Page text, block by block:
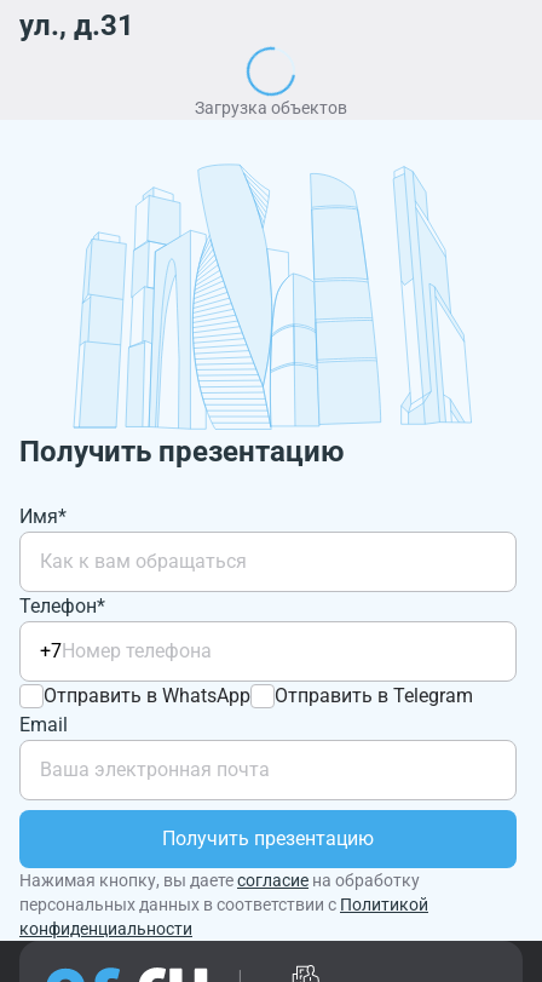
ул., д.31
Загрузка объектов
Получить презентацию
Имя*
Телефон*
+7
Отправить в WhatsApp
Отправить в Telegram
Email
Получить презентацию
Нажимая кнопку, вы даетесогласие на обработку
персональных данных в соответствии с Политикой
конфиденциальности